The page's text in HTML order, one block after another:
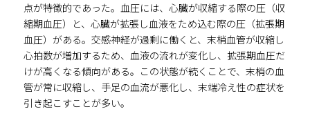
点が特徴的であった。血圧には、心臓が収縮する際の圧（収
縮期血圧）と、心臓が拡張し血液をため込む際の圧（拡張期
血圧）がある。交感神経が過剰に働くと、末梢血管が収縮し
心拍数が増加するため、血液の流れが変化し、拡張期血圧だ
けが高くなる傾向がある。この状態が続くことで、末梢の血
管が常に収縮し、手足の血流が悪化し、末端冷え性の症状を
引き起こすことが多い。